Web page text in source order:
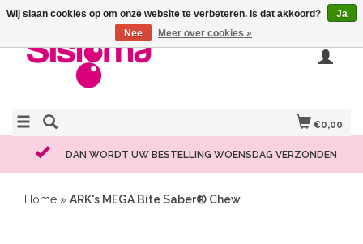
€0,00
DAN WORDT UW BESTELLING WOENSDAG VERZONDEN
Home » ARK's MEGA Bite Saber® Chew
Wij slaan cookies op om onze website te verbeteren. Is dat akkoord?
Ja
Nee
Meer over cookies »